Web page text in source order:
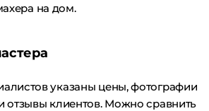
на дом.
указаны цены, фотографии
отзывы клиентов. Можно сравнить